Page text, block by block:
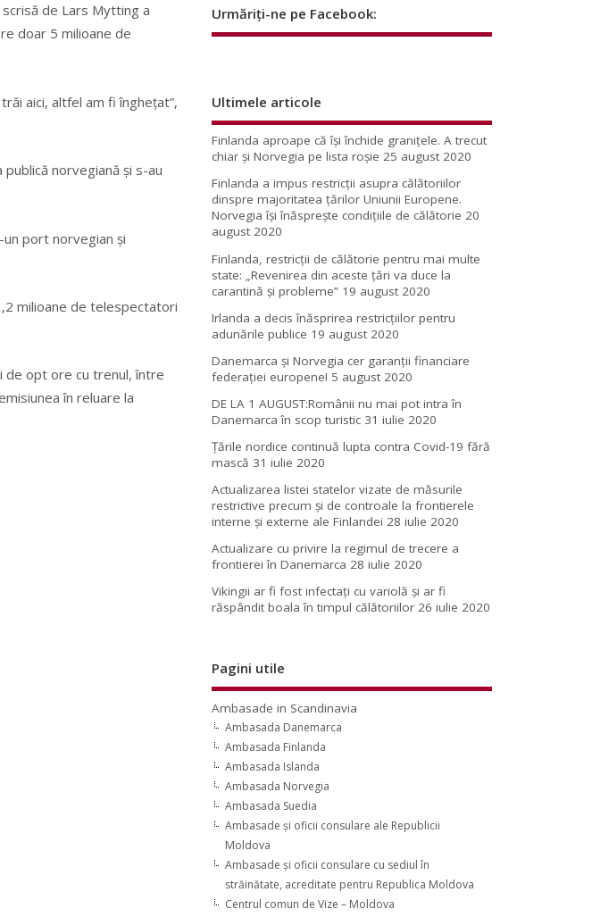
de Lars Mytting a
doar 5 milioane de
aici, altfel am fi îngheţat”,
norvegiană şi s-au
port norvegian şi
milioane de telespectatori
de opt ore cu trenul, între
în reluare la
Urmăriți-ne pe Facebook:
Ultimele articole
Finlanda aproape că își închide granițele. A trecut
chiar și Norvegia pe lista roșie 25 august 2020
Finlanda a impus restricţii asupra călătoriilor
dinspre majoritatea ţărilor Uniunii Europene.
Norvegia își înăsprește condițiile de călătorie 20
august 2020
Finlanda, restricţii de călătorie pentru mai multe
state: „Revenirea din aceste ţări va duce la
carantină şi probleme” 19 august 2020
Irlanda a decis înăsprirea restricțiilor pentru
adunările publice 19 august 2020
Danemarca și Norvegia cer garanții financiare
federației europene! 5 august 2020
DE LA 1 AUGUST:Românii nu mai pot intra în
Danemarca în scop turistic 31 iulie 2020
Țările nordice continuă lupta contra Covid-19 fără
mască 31 iulie 2020
Actualizarea listei statelor vizate de măsurile
restrictive precum și de controale la frontierele
interne și externe ale Finlandei 28 iulie 2020
Actualizare cu privire la regimul de trecere a
frontierei în Danemarca 28 iulie 2020
Vikingii ar fi fost infectaţi cu variolă şi ar fi
răspândit boala în timpul călătoriilor 26 iulie 2020
Pagini utile
Ambasade in Scandinavia
Ambasada Danemarca
Ambasada Finlanda
Ambasada Islanda
Ambasada Norvegia
Ambasada Suedia
Ambasade şi oficii consulare ale Republicii
Moldova
Ambasade şi oficii consulare cu sediul în
străinătate, acreditate pentru Republica Moldova
Centrul comun de Vize – Moldova